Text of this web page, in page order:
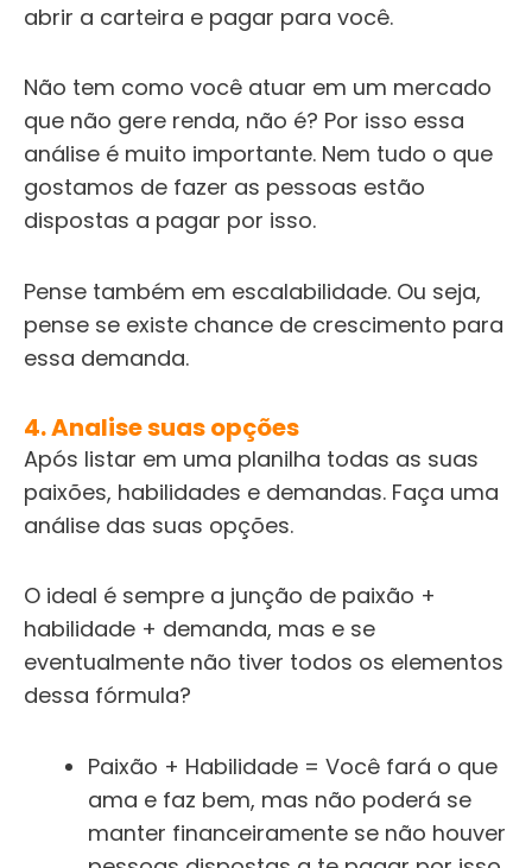
abrir a carteira e pagar para você.
Não tem como você atuar em um mercado
que não gere renda, não é? Por isso essa
análise é muito importante. Nem tudo o que
gostamos de fazer as pessoas estão
dispostas a pagar por isso.
Pense também em escalabilidade. Ou seja,
pense se existe chance de crescimento para
essa demanda.
4. Analise suas opções
Após listar em uma planilha todas as suas
paixões, habilidades e demandas. Faça uma
análise das suas opções.
O ideal é sempre a junção de paixão +
habilidade + demanda, mas e se
eventualmente não tiver todos os elementos
dessa fórmula?
Paixão + Habilidade = Você fará o que
ama e faz bem, mas não poderá se
manter financeiramente se não houver